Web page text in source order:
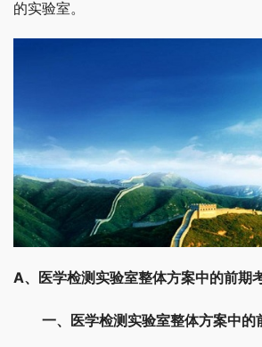
的实验室。
A、医学检测实验室整体方案中的前期
一、医学检测实验室整体方案中的